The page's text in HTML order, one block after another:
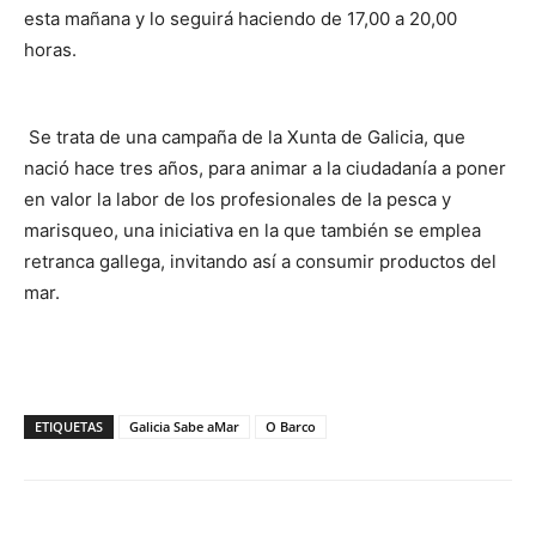
esta mañana y lo seguirá haciendo de 17,00 a 20,00
horas.
Se trata de una campaña de la Xunta de Galicia, que
nació hace tres años, para animar a la ciudadanía a poner
en valor la labor de los profesionales de la pesca y
marisqueo, una iniciativa en la que también se emplea
retranca gallega, invitando así a consumir productos del
mar.
ETIQUETAS Galicia Sabe aMar O Barco